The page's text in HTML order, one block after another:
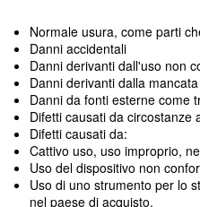
Normale usura, come parti
Danni accidentali
Danni derivanti dall'uso non
Danni derivanti dalla
Danni da fonti esterne come
Difetti causati da circostanze
Difetti causati da:
Cattivo uso, uso improprio,
Uso del dispositivo non
Uso di uno strumento per lo
nel paese di acquisto.